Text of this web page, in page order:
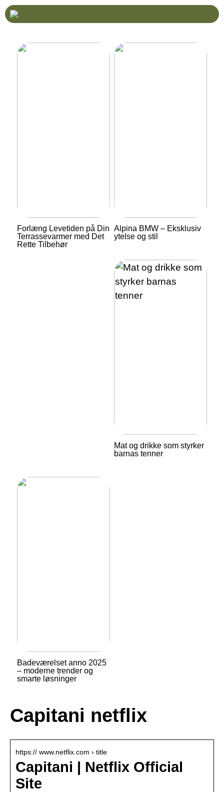
Forlæng Levetiden på Din
Terrassevarmer med Det
Rette Tilbehør
Alpina BMW – Eksklusiv
ytelse og stil
Mat og drikke som styrker
barnas tenner
Badeværelset anno 2025
– moderne trender og
smarte løsninger
Capitani netflix
https:// www.netflix.com › title
Capitani | Netflix Official
Site